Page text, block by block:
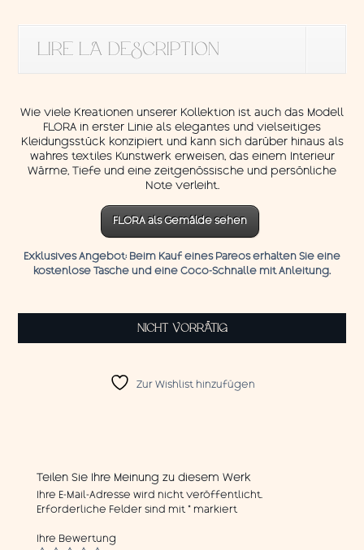
LIRE LA DESCRIPTION
Wie viele Kreationen unserer Kollektion ist auch das Modell
FLORA in erster Linie als elegantes und vielseitiges
Kleidungsstück konzipiert und kann sich darüber hinaus als
wahres textiles Kunstwerk erweisen, das einem Interieur
Wärme, Tiefe und eine zeitgenössische und persönliche
Note verleiht.
FLORA als Gemälde sehen
Exklusives Angebot: Beim Kauf eines Pareos erhalten Sie eine
kostenlose Tasche und eine Coco-Schnalle mitAnleitung.
NICHT VORRÄTIG
Zur Wishlist hinzufügen
Teilen Sie Ihre Meinung zu diesem Werk
Ihre E-Mail-Adresse wird nicht veröffentlicht.
Erforderliche Felder sind mit*markiert
Ihre Bewertung